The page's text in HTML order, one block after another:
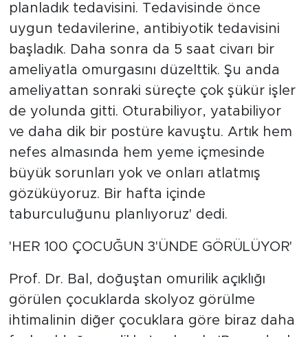
planladık tedavisini. Tedavisinde önce
uygun tedavilerine, antibiyotik tedavisini
başladık. Daha sonra da 5 saat civarı bir
ameliyatla omurgasını düzelttik. Şu anda
ameliyattan sonraki süreçte çok şükür işler
de yolunda gitti. Oturabiliyor, yatabiliyor
ve daha dik bir postüre kavuştu. Artık hem
nefes almasında hem yeme içmesinde
büyük sorunları yok ve onları atlatmış
gözüküyoruz. Bir hafta içinde
taburculuğunu planlıyoruz' dedi.
'HER 100 ÇOCUĞUN 3'ÜNDE GÖRÜLÜYOR'
Prof. Dr. Bal, doğuştan omurilik açıklığı
görülen çocuklarda skolyoz görülme
ihtimalinin diğer çocuklara göre biraz daha